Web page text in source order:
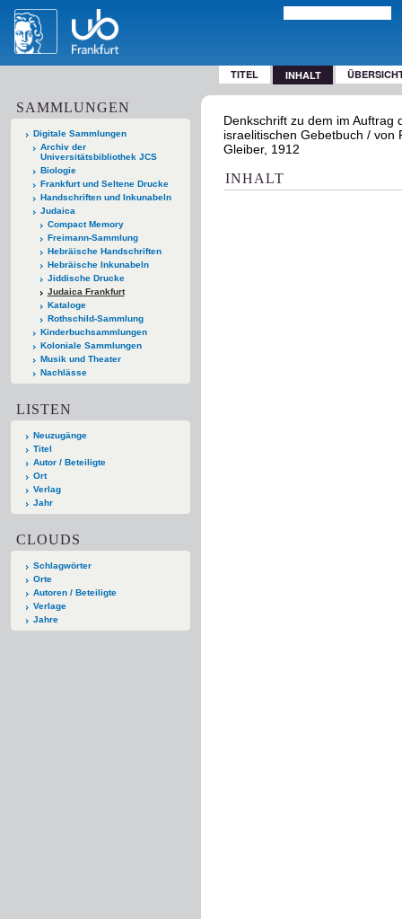
TITEL INHALT
SAMMLUNGEN
Digitale Sammlungen
Archiv der
Universitätsbibliothek JCS
Biologie
Frankfurt und Seltene Drucke
Handschriften und Inkunabeln
Judaica
Compact Memory
Freimann-Sammlung
Hebräische Handschriften
Hebräische Inkunabeln
Jiddische Drucke
Judaica Frankfurt
Kataloge
Rothschild-Sammlung
Kinderbuchsammlungen
Koloniale Sammlungen
Musik und Theater
Nachlässe
LISTEN
Neuzugänge
Titel
Autor / Beteiligte
Ort
Verlag
Jahr
CLOUDS
Schlagwörter
Orte
Autoren / Beteiligte
Verlage
Jahre
Denkschrift zu dem im
israelitischen Gebetbuch / von
Gleiber, 1912
INHALT